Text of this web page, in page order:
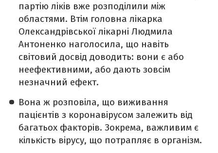
партію ліків вже розподілили між
областями. Втім головна лікарка
Олександрівської лікарні Людмила
Антоненко наголосила, що навіть
світовий досвід доводить: вони є або
неефективними, або дають зовсім
незначний ефект.
Вона ж розповіла, що виживання
пацієнтів з коронавірусом залежить від
багатьох факторів. Зокрема, важливим є
кількість вірусу, що потрапляє в організм.